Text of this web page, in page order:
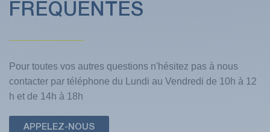
FRÉQUENTES
Pour toutes vos autres questions n'hésitez pas à nous
contacter par téléphone du Lundi au Vendredi de 10h à 12
h et de 14h à 18h
APPELEZ-NOUS